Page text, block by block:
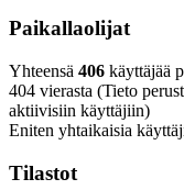
Paikallaolijat
Yhteensä 406 käyttäjää
404 vierasta (Tieto
aktiivisiin käyttäjiin)
Eniten yhtaikaisia
Tilastot